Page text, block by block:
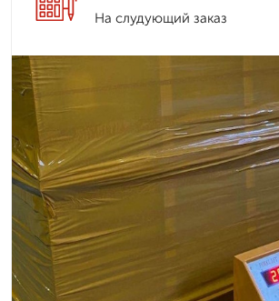
На слудующий заказ